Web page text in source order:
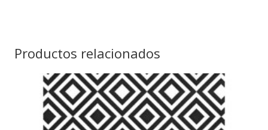
Productos relacionados